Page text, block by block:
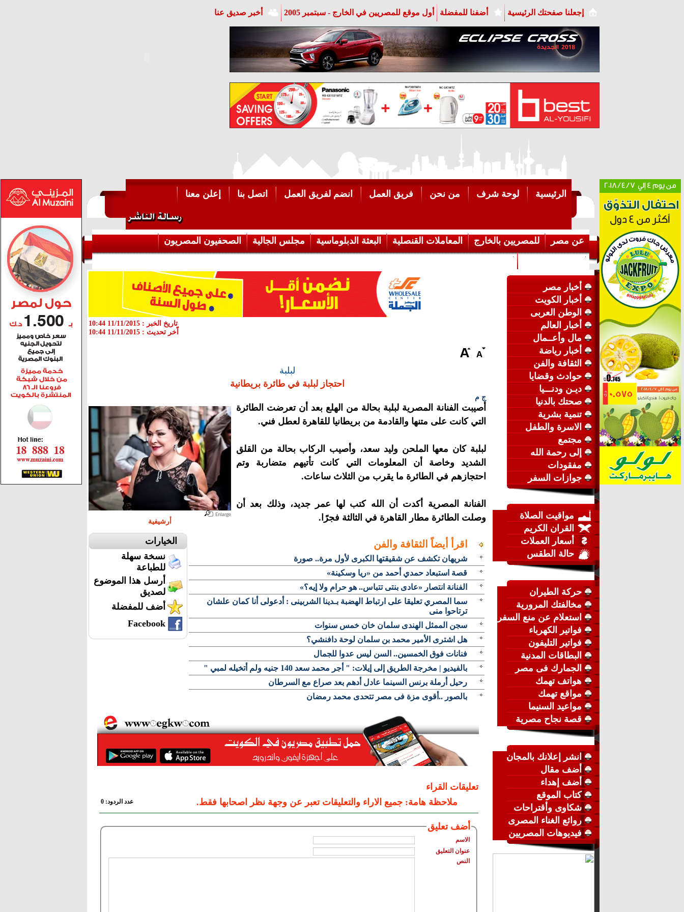
إجعلنا صفحتك الرئيسية أضفنا للمفضلة أول موقع للمصريين في الخارج - سبتمبر 2005 أخبر صديق عنا
الرئيسية لوحة شرف من نحن فريق العمل انضم لفريق العمل اتصل بنا إعلن معنا
عن مصر للمصريين بالخارج المعاملات القنصلية البعثة الدبلوماسية مجلس الجالية
الصحفيون المصريون
أخبار مصر
أخبار الكويت
الوطن العربى
أخبار العالم
مال وأعــمال
أخبار رياضة
الثقافة والفن
حوادث وقضايا
ديـن ودنـــيا
صحتك بالدنيا
تنمية بشرية
الاسرة والطفل
مجتمع
إلى رحمة الله
مفقودات
جوازات السفر
مواقيت الصلاة
القران الكريم
أسعار العملات
حالة الطقس
حركة الطيران
مخالفتك المرورية
استعلام عن منع السفر
فواتير الكهرباء
فواتير التليفون
البطاقات المدنية
الجمارك فى مصر
هواتف تهمك
مواقع تهمك
مواعيد السنيما
قصة نجاح مصرية
انشر إعلانك بالمجان
أضف مقال
أضف إهداء
كتاب الموقع
شكاوى وأقتراحات
روائع الغناء المصرى
فيديوهات المصريين
تاريخ الخبر : 11/11/2015 10:44
اّخر تحديث : 11/11/2015 10:44
لبلبة
احتجاز لبلبة في طائرة بريطانية
ج م
أرشيفية
أصيبت الفنانة المصرية لبلبة بحالة من الهلع بعد أن تعرضت الطائرة
التي كانت على متنها والقادمة من بريطانيا للقاهرة لعطل فني.
لبلبة كان معها الملحن وليد سعد، وأصيب الركاب بحالة من القلق
الشديد وخاصة أن المعلومات التي كانت تأتيهم متضاربة وتم
احتجازهم في الطائرة ما يقرب من الثلاث ساعات.
الفنانة المصرية أكدت أن الله كتب لها عمر جديد، وذلك بعد أن
وصلت الطائرة مطار القاهرة في الثالثة فجرًا.
الخيارات
نسخة سهلة
للطباعة
أرسل هذا الموضوع
لصديق
أضف للمفضلة
Facebook
اقرأ أيضاً الثقافة والفن
شريهان تكشف عن شقيقتها الكبرى لأول مرة.. صورة
قصة استبعاد حمدي أحمد من «ريا وسكينة»
الفنانة انتصار «عادى بنتى تتباس.. هو حرام ولا إيه؟»
سما المصري تعليقا على ارتباط الهضبة بـدينا الشربينى : أدعولى أنا كمان علشان
ترتاحوا منى
سجن الممثل الهندى سلمان خان خمس سنوات
هل اشترى الأمير محمد بن سلمان لوحة دافنشي؟
فنانات فوق الخمسين.. السن ليس عدوا للجمال
بالفيديو | مخرجة الطريق إلى إيلات: " أجر محمد سعد 140 جنيه ولم أتخيله لمبي "
رحيل أرملة برنس السينما عادل أدهم بعد صراع مع السرطان
بالصور ..أقوى مزة فى مصر تتحدى محمد رمضان
تعليقات القراء
ملاحظة هامة: جميع الاراء والتعليقات تعبر عن وجهة نظر اصحابها فقط.
عدد الردود: 0
أضف تعليق
الاسم
عنوان التعليق
النص